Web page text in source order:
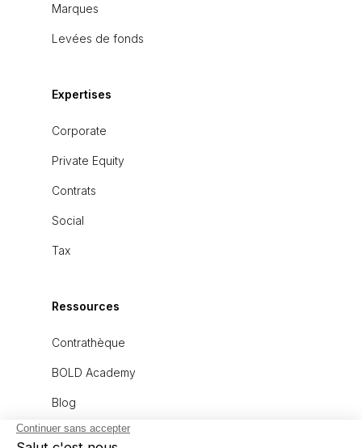
Marques
Levées de fonds
Expertises
Corporate
Private Equity
Contrats
Social
Tax
Ressources
Contrathèque
BOLD Academy
Blog